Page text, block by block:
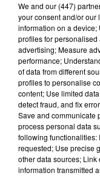
Lecture (2
100%
100% Radio les
We and our (447)
your consent and/or our
information on a
profiles for
advertising; Measure
performance;
of data from different
profiles to personalise
content; Use limited
detect fraud, and fix
Save and communicate
process personal data
following functionalities:
requested; Use precise
other data sources;
information transmitted